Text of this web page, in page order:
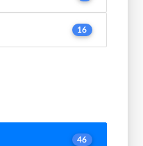
16
46